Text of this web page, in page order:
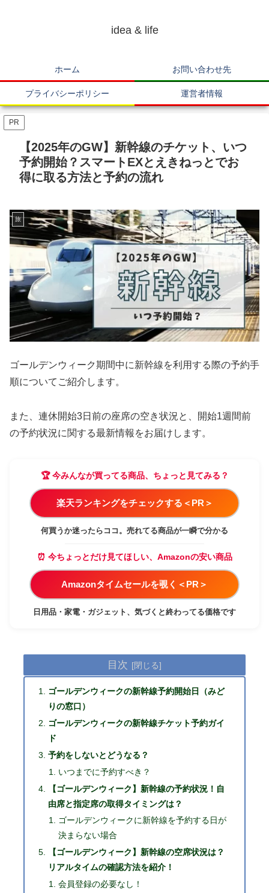
idea & life
ホーム お問い合わせ先
プライバシーポリシー 運営者情報
PR
【2025年のGW】新幹線のチケット、いつ
予約開始？スマートEXとえきねっとでお
得に取る方法と予約の流れ
旅
ゴールデンウィーク期間中に新幹線を利用する際の予約手
順についてご紹介します。
また、連休開始3日前の座席の空き状況と、開始1週間前
の予約状況に関する最新情報をお届けします。
🏆 今みんなが買ってる商品、ちょっと見てみる？
楽天ランキングをチェックする＜PR＞
何買うか迷ったらココ。売れてる商品が一瞬で分かる
⏰ 今ちょっとだけ見てほしい、Amazonの安い商品
Amazonタイムセールを覗く＜PR＞
日用品・家電・ガジェット、気づくと終わってる価格です
目次
ゴールデンウィークの新幹線予約開始日（みど
りの窓口）
ゴールデンウィークの新幹線チケット予約ガイ
ド
予約をしないとどうなる？
いつまでに予約すべき？
【ゴールデンウィーク】新幹線の予約状況！自
由席と指定席の取得タイミングは？
ゴールデンウィークに新幹線を予約する日が
決まらない場合
【ゴールデンウィーク】新幹線の空席状況は？
リアルタイムの確認方法を紹介！
会員登録の必要なし！